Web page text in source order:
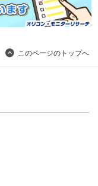
このページのトップへ